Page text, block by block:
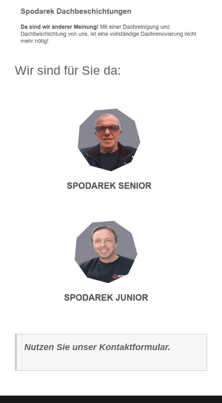
Wir sind für Sie da:
Nutzen Sie unser Kontaktformular.